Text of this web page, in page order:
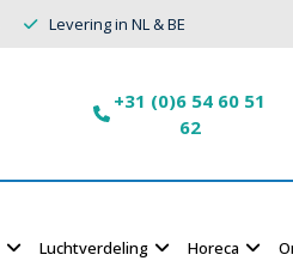
Levering in NL & BE
+31 (0)6 54 60 51
62
Luchtverdeling Horeca